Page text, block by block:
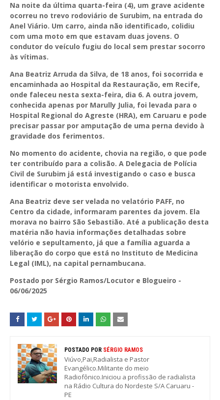
Na noite da última quarta-feira (4), um grave acidente
ocorreu no trevo rodoviário de Surubim, na entrada do
Anel Viário. Um carro, ainda não identificado, colidiu
com uma moto em que estavam duas jovens. O
condutor do veículo fugiu do local sem prestar socorro
às vítimas.
Ana Beatriz Arruda da Silva, de 18 anos, foi socorrida e
encaminhada ao Hospital da Restauração, em Recife,
onde faleceu nesta sexta-feira, dia 6. A outra jovem,
conhecida apenas por Marully Julia, foi levada para o
Hospital Regional do Agreste (HRA), em Caruaru e pode
precisar passar por amputação de uma perna devido à
gravidade dos ferimentos.
No momento do acidente, chovia na região, o que pode
ter contribuído para a colisão. A Delegacia de Polícia
Civil de Surubim já está investigando o caso e busca
identificar o motorista envolvido.
Ana Beatriz deve ser velada no velatório PAFF, no
Centro da cidade, informaram parentes da jovem. Ela
morava no bairro São Sebastião. Até a publicação desta
matéria não havia informações detalhadas sobre
velório e sepultamento, já que a família aguarda a
liberação do corpo que está no Instituto de Medicina
Legal (IML), na capital pernambucana.
Postado por Sérgio Ramos/Locutor e Blogueiro -
06/06/2025
POSTADO POR SÉRGIO RAMOS
Viúvo,Pai,Radialista e Pastor
Evangélico.Militante do meio
Radiofônico.Iniciou a profissão de radialista
na Rádio Cultura do Nordeste S/A Caruaru -
PE